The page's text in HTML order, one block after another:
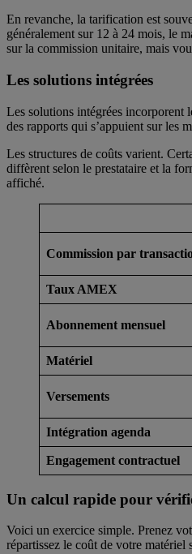
En revanche, la tarification est
généralement sur 12 à 24 mois, le
sur la commission unitaire, mais
Les solutions intégrées
Les solutions intégrées incorporent
des rapports qui s’appuient sur les
Les structures de coûts varient.
diffèrent selon le prestataire et la
affiché.
Commission par
Taux AMEX
Abonnement mensuel
Matériel
Versements
Intégration agenda
Engagement contractuel
Un calcul rapide pour
Voici un exercice simple. Prenez
répartissez le coût de votre matériel